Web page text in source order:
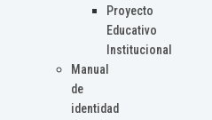
Proyecto
Educativo
Institucional
Manual
de
identidad